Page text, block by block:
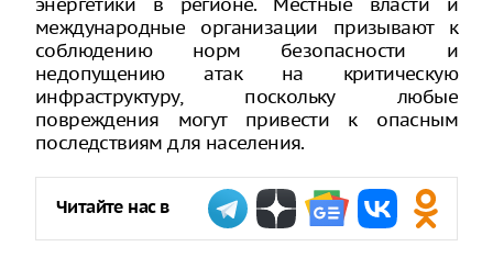
международные организации призывают к
соблюдению норм безопасности и
недопущению атак на критическую
инфраструктуру, поскольку любые
повреждения могут привести к опасным
последствиям для населения.
Читайте нас в